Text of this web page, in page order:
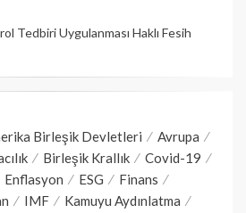
Tedbiri Uygulanması Haklı Fesih
Birleşik Devletleri
Avrupa
Birleşik Krallık
Covid-19
Enflasyon ESG
Finans
IMF
Kamuyu Aydınlatma